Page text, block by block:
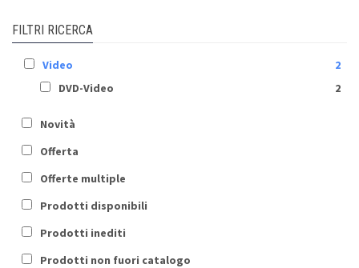
FILTRI RICERCA
Video
2
DVD-Video
2
Novità
Offerta
Offerte multiple
Prodotti disponibili
Prodotti inediti
Prodotti non fuori catalogo